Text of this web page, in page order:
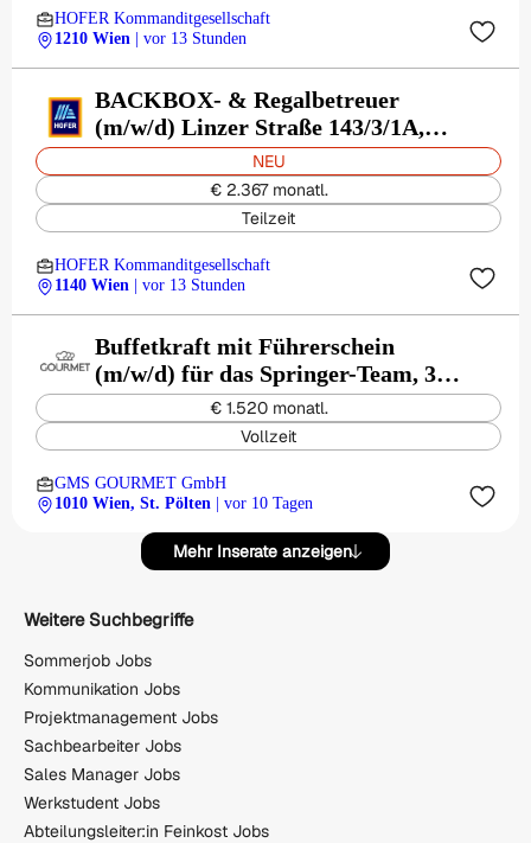
HOFER Kommanditgesellschaft
1210 Wien
| vor 13 Stunden
BACKBOX- & Regalbetreuer
(m/w/d) Linzer Straße 143/3/1A,
1140 Wien
NEU
€ 2.367 monatl.
Teilzeit
HOFER Kommanditgesellschaft
1140 Wien
| vor 13 Stunden
Buffetkraft mit Führerschein
(m/w/d) für das Springer-Team, 30
Std. / Woche€ 1.520 monatl.
Vollzeit
GMS GOURMET GmbH
1010 Wien, St. Pölten
| vor 10 Tagen
Mehr Inserate anzeigen
Weitere Suchbegriffe
Sommerjob Jobs
Kommunikation Jobs
Projektmanagement Jobs
Sachbearbeiter Jobs
Sales Manager Jobs
Werkstudent Jobs
Abteilungsleiter:in Feinkost Jobs